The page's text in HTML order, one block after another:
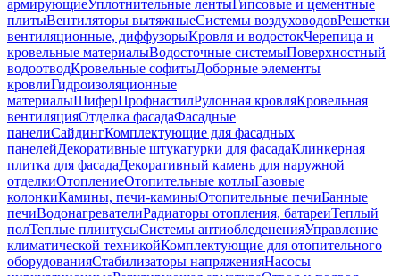
армирующиеУплотнительные лентыГипсовые и цементные
плитыВентиляторы вытяжныеСистемы воздуховодовРешетки
вентиляционные, диффузорыКровля и водостокЧерепица и
кровельные материалыВодосточные системыПоверхностный
водоотводКровельные софитыДоборные элементы
кровлиГидроизоляционные
материалыШиферПрофнастилРулонная кровляКровельная
вентиляцияОтделка фасадаФасадные
панелиСайдингКомплектующие для фасадных
панелейДекоративные штукатурки для фасадаКлинкерная
плитка для фасадаДекоративный камень для наружной
отделкиОтоплениеОтопительные котлыГазовые
колонкиКамины, печи-каминыОтопительные печиБанные
печиВодонагревателиРадиаторы отопления, батареиТеплый
полТеплые плинтусыСистемы антиобледененияУправление
климатической техникойКомплектующие для отопительного
оборудованияСтабилизаторы напряженияНасосы